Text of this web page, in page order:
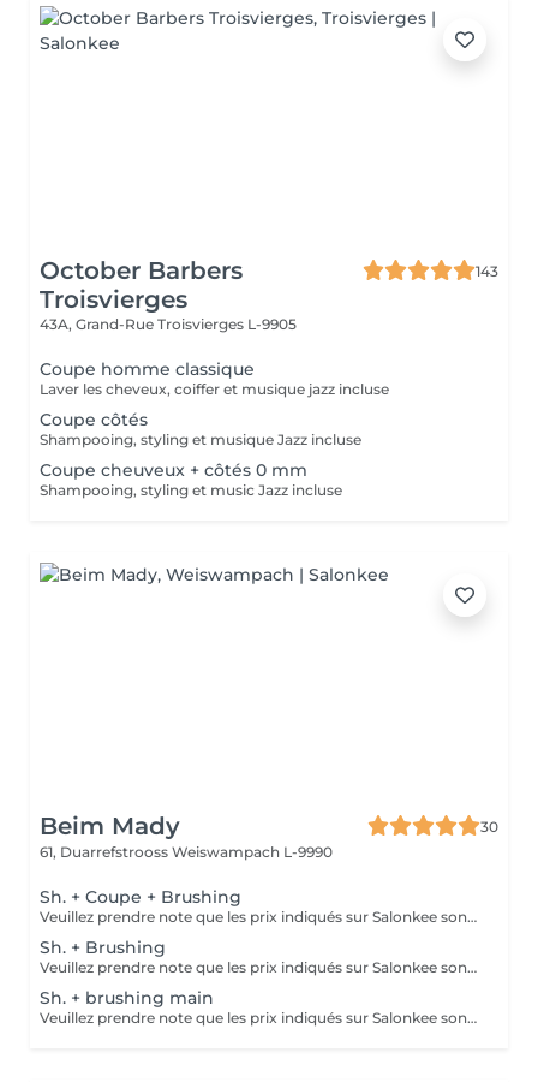
October Barbers
Troisvierges
143
43A, Grand-Rue Troisvierges L-9905
Coupe homme classique
Laver les cheveux, coiffer et musique jazz incluse
Coupe côtés
Shampooing, styling et musique Jazz incluse
Coupe cheuveux + côtés 0 mm
Shampooing, styling et music Jazz incluse
Beim Mady
30
61, Duarrefstrooss Weiswampach L-9990
Sh. + Coupe + Brushing
Veuillez prendre note que les prix indiqués sur Salonkee sont communiqués à titre informatif et s'entendent de base. Ces derniers sont susceptibles de varier selon le diagnostic réalisé à votre arrivée au salon et l'expertise du professionnel à qui vous confiez votre beauté. Dans tous les cas, un devis précis vous sera proposé et toutes réalisations de prestations seront effectuées avec votre accord. Un grand merci d'avance pour votre compréhension. Au plaisir de vous recevoir très vite.
Sh. + Brushing
Veuillez prendre note que les prix indiqués sur Salonkee sont communiqués à titre informatif et s'entendent de base. Ces derniers sont susceptibles de varier selon le diagnostic réalisé à votre arrivée au salon et l'expertise du professionnel à qui vous confiez votre beauté. Dans tous les cas, un devis précis vous sera proposé et toutes réalisations de prestations seront effectuées avec votre accord. Un grand merci d'avance pour votre compréhension. Au plaisir de vous recevoir très vite.
Sh. + brushing main
Veuillez prendre note que les prix indiqués sur Salonkee sont communiqués à titre informatif et s'entendent de base. Ces derniers sont susceptibles de varier selon le diagnostic réalisé à votre arrivée au salon et l'expertise du professionnel à qui vous confiez votre beauté. Dans tous les cas, un devis précis vous sera proposé et toutes réalisations de prestations seront effectuées avec votre accord. Un grand merci d'avance pour votre compréhension. Au plaisir de vous recevoir très vite.